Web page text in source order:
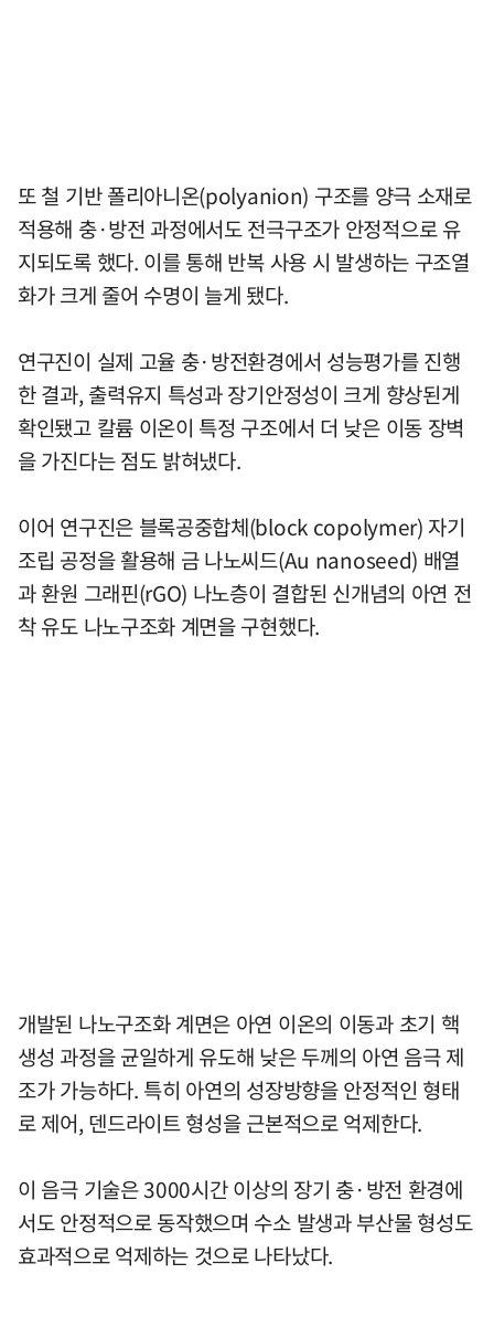
또 철 기반 폴리아니온(polyanion) 구조를 양극 소재로
적용해 충·방전 과정에서도 전극구조가 안정적으로 유
지되도록 했다. 이를 통해 반복 사용 시 발생하는 구조열
화가 크게 줄어 수명이 늘게 됐다.
연구진이 실제 고율 충·방전환경에서 성능평가를 진행
한 결과, 출력유지 특성과 장기안정성이 크게 향상된게
확인됐고 칼륨 이온이 특정 구조에서 더 낮은 이동 장벽
을 가진다는 점도 밝혀냈다.
이어 연구진은 블록공중합체(block copolymer) 자기
조립 공정을 활용해 금 나노씨드(Au nanoseed) 배열
과 환원 그래핀(rGO) 나노층이 결합된 신개념의 아연 전
착 유도 나노구조화 계면을 구현했다.
개발된 나노구조화 계면은 아연 이온의 이동과 초기 핵
생성 과정을 균일하게 유도해 낮은 두께의 아연 음극 제
조가 가능하다. 특히 아연의 성장방향을 안정적인 형태
로 제어, 덴드라이트 형성을 근본적으로 억제한다.
이 음극 기술은 3000시간 이상의 장기 충·방전 환경에
서도 안정적으로 동작했으며 수소 발생과 부산물 형성도
효과적으로 억제하는 것으로 나타났다.